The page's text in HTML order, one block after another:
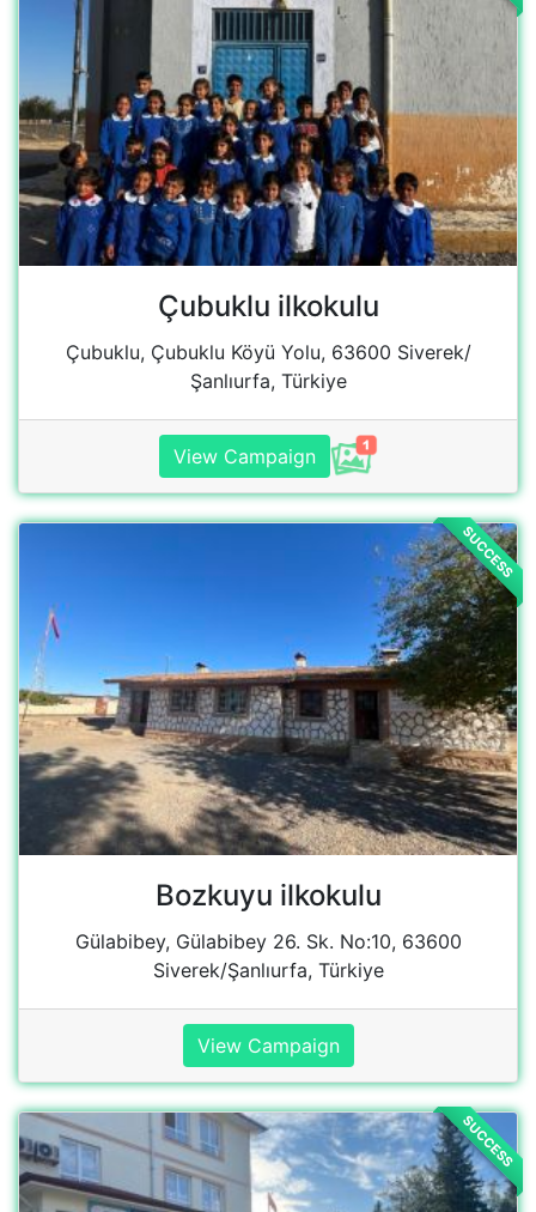
Şanlıurfa, Türkiye
View Campaign
SUCCESS
Bozkuyu ilkokulu
Gülabibey, Gülabibey 26. Sk. No:10, 63600
Siverek/Şanlıurfa, Türkiye
View Campaign
SUCCESS
K.Maraş Andırın Şehit A.Bekar
Yeni, Hükümet Cd. No:49, 46400
Andırın/Kahramanmaraş, Türkiye